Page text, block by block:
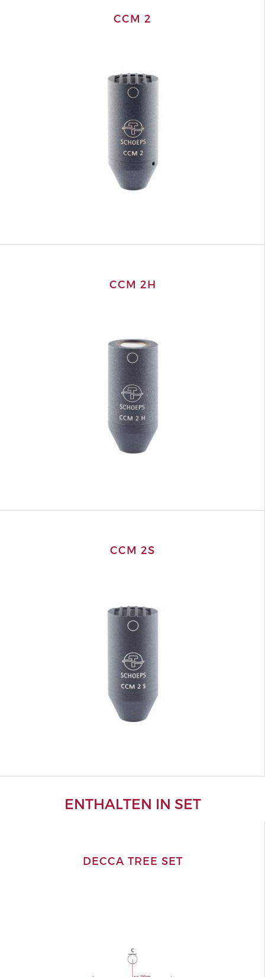
CCM 2
CCM 2H
CCM 2S
ENTHALTEN IN SET
DECCA TREE SET